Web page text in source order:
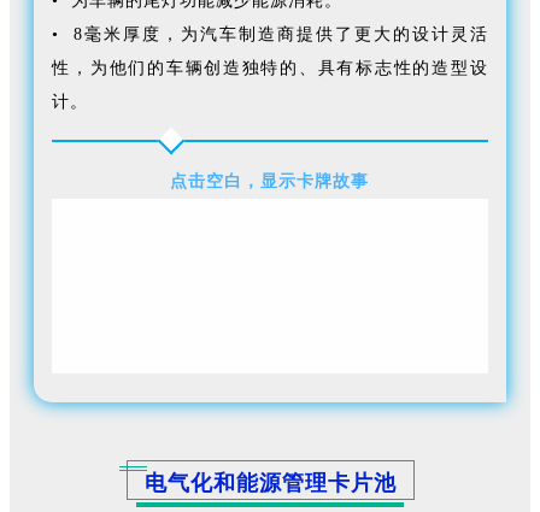
• 8毫米厚度，为汽车制造商提供了更大的设计灵活
性，为他们的车辆创造独特的、具有标志性的造型设
计。
点击空白，显示卡牌故事
电气化和能源管理卡片池